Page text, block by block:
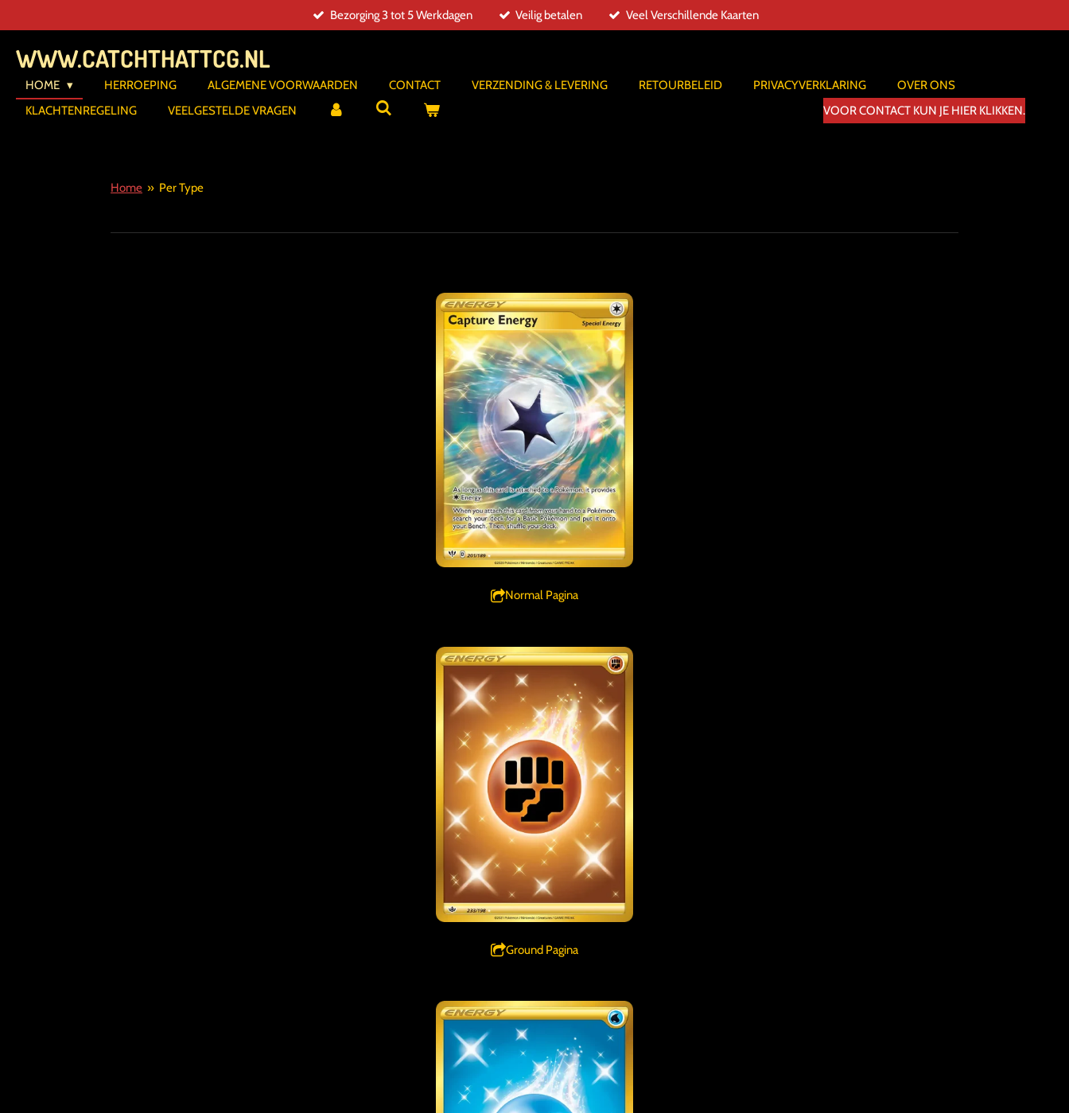
direct
naar
de
hoofdinhoud
Bezorging 3 tot 5 Werkdagen Veilig betalen Veel Verschillende Kaarten
WWW.CATCHTHATTCG.NL
HOME HERROEPING ALGEMENE VOORWAARDEN CONTACT VERZENDING & LEVERING RETOURBELEID PRIVACYVERKLARING
OVER ONS
KLACHTENREGELING
VEELGESTELDE VRAGEN VOOR CONTACT KUN JE HIER KLIKKEN.
Home » Per Type
Normal Pagina
Ground Pagina